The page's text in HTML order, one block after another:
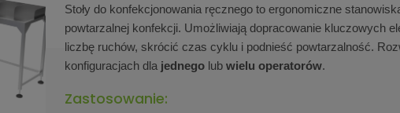
Stoły do konfekcjonowania ręcznego to ergonomiczne
powtarzalnej konfekcji. Umożliwiają dopracowanie kluczowych
liczbę ruchów, skrócić czas cyklu i podnieść powtarzalność.
konfiguracjach dla jednegolub wielu operatorów.
Zastosowanie: